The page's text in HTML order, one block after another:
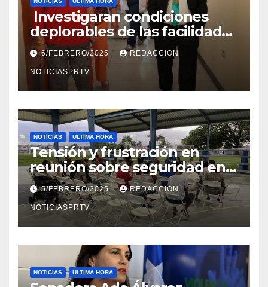
Investigaran condiciones
deplorables de las facilidades
el Departamento de la Salud
en Mayagüez
6/FEBRERO/2025 REDACCION
NOTICIASPRTV
NOTICIAS ULTIMA HORA
Tensión y frustración en
reunión sobre seguridad en
Reparto Metropolitano
5/FEBRERO/2025 REDACCION
NOTICIASPRTV
NOTICIAS ULTIMA HORA